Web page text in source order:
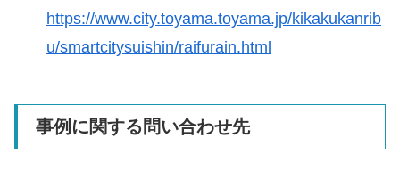
https://www.city.toyama.toyama.jp/kikakukanrib
u/smartcitysuishin/raifurain.html
事例に関する問い合わせ先